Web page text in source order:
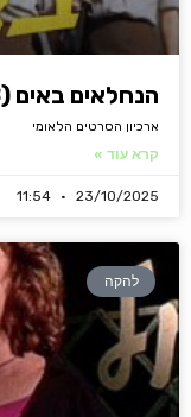
הנחלאים באים (1968)
ארכיון הסרטים הלאומי
קרא עוד »
23/10/2025
להקה